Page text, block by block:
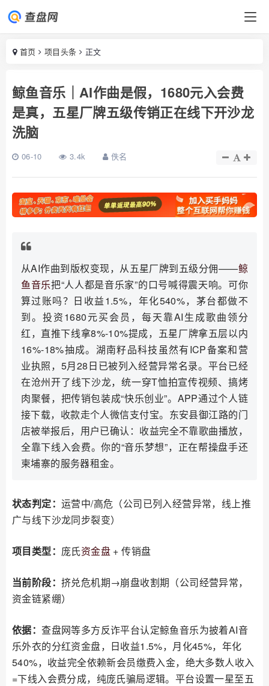
首页 项目头条 正文
鲸鱼音乐｜AI作曲是假，1680元入会费
是真，五星厂牌五级传销正在线下开沙龙
洗脑
06-10 3.4k 佚名
从AI作曲到版权变现，从五星厂牌到五级分佣——鲸
鱼音乐把“人人都是音乐家”的口号喊得震天响。可你
算过账吗？日收益1.5%，年化540%，茅台都做不
到。投资1680元买会员，每天靠AI生成歌曲领分
红，直推下线拿8%-10%提成，五星厂牌拿五层以内
16%-18%抽成。湖南籽品科技虽然有ICP备案和营
业执照，5月28日已被列入经营异常名录。平台已经
在沧州开了线下沙龙，统一穿T恤拍宣传视频、搞烤
肉聚餐，把传销包装成“快乐创业”。APP通过个人链
接下载，收款走个人微信支付宝。东安县御江路的门
店被举报后，用户已确认：收益完全不靠歌曲播放，
全靠下线入会费。你的“音乐梦想”，正在帮操盘手还
柬埔寨的服务器租金。
状态判定： 运营中/高危（公司已列入经营异常，线上推
广与线下沙龙同步裂变）
项目类型： 庞氏资金盘 + 传销盘
当前阶段： 挤兑危机期→崩盘收割期（公司经营异常，
资金链紧绷）
依据：查盘网等多方反诈平台认定鲸鱼音乐为披着AI音
乐外衣的分红资金盘，日收益1.5%，月化45%，年化
540%，收益完全依赖新会员缴费入金，绝大多数人收入
=下线入会费分成，纯庞氏骗局逻辑。平台设置一星至五